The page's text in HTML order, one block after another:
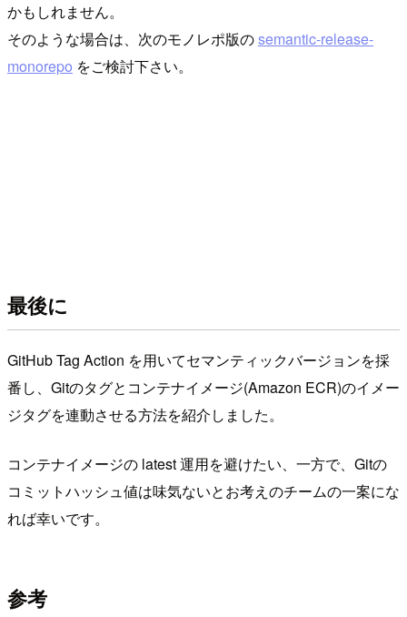
かもしれません。
そのような場合は、次のモノレポ版のsemantic-release-
monorepo をご検討下さい。
最後に
GitHub Tag Action を用いてセマンティックバージョンを採
番し、Gitのタグとコンテナイメージ(Amazon ECR)のイメー
ジタグを連動させる方法を紹介しました。
コンテナイメージの latest 運用を避けたい、一方で、Gitの
コミットハッシュ値は味気ないとお考えのチームの一案にな
れば幸いです。
参考